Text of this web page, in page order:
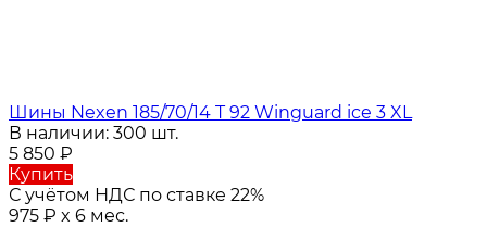
Шины Nexen 185/70/14 T 92 Winguard ice 3 XL
В наличии: 300 шт.
5 850 ₽
Купить
С учётом НДС по ставке 22%
975 ₽ x 6 мес.